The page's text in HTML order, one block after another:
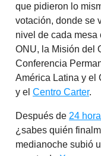
que pidieron lo
votación, donde se
nivel de cada mesa
ONU, la Misión del
Conferencia
América Latina y el
y el Centro Carter.
Después de 24
¿sabes quién
medianoche subió